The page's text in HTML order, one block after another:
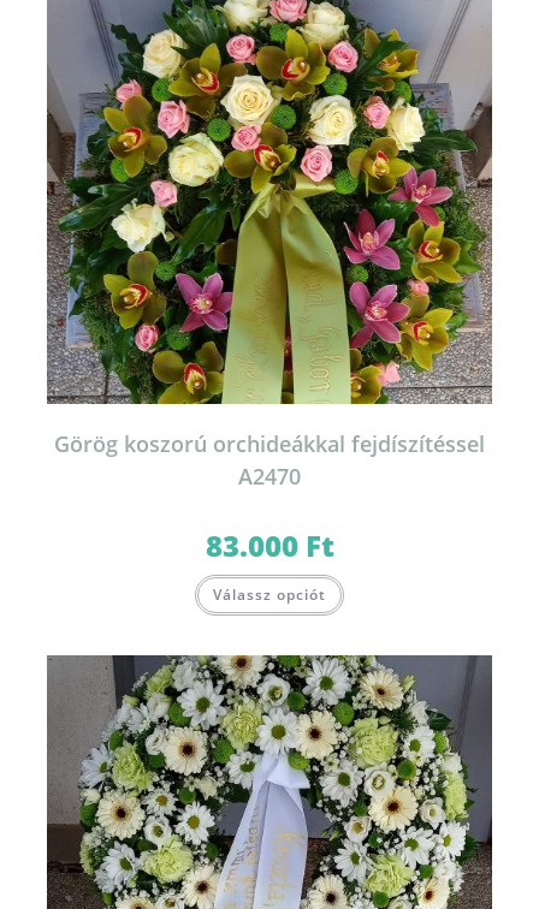
Görög koszorú orchideákkal fejdíszítéssel
A2470
83.000 Ft
Válassz opciót